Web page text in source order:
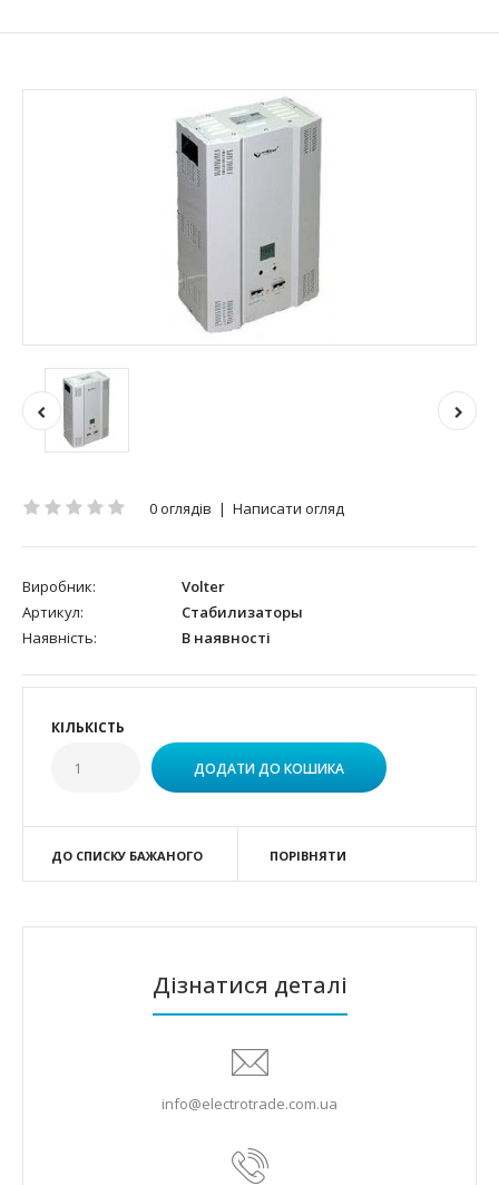
0 оглядів | Написати огляд
Виробник:
Volter
Артикул:
Стабилизаторы
Наявність:
В наявності
КІЛЬКІСТЬ
ДО СПИСКУ БАЖАНОГО ПОРІВНЯТИ
Дізнатися деталі
info@electrotrade.com.ua